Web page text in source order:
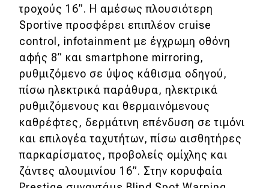
τροχούς 16”. Η αμέσως πλουσιότερη
Sportive προσφέρει επιπλέον cruise
control, infotainment με έγχρωμη οθόνη
αφής 8” και smartphone mirroring,
ρυθμιζόμενο σε ύψος κάθισμα οδηγού,
πίσω ηλεκτρικά παράθυρα, ηλεκτρικά
ρυθμιζόμενους και θερμαινόμενους
καθρέφτες, δερμάτινη επένδυση σε τιμόνι
και επιλογέα ταχυτήτων, πίσω αισθητήρες
παρκαρίσματος, προβολείς ομίχλης και
ζάντες αλουμινίου 16”. Στην κορυφαία